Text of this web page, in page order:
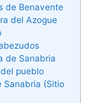
de Benavente
del Azogue
de Sanabria
pueblo
Sanabria (Sitio